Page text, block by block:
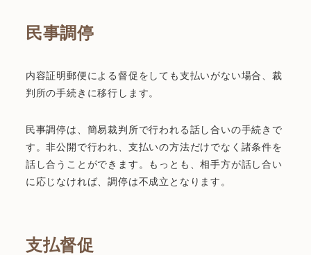
民事調停
内容証明郵便による督促をしても支払いがない場合、裁
判所の手続きに移行します。
民事調停は、簡易裁判所で行われる話し合いの手続きで
す。非公開で行われ、支払いの方法だけでなく諸条件を
話し合うことができます。もっとも、相手方が話し合い
に応じなければ、調停は不成立となります。
支払督促